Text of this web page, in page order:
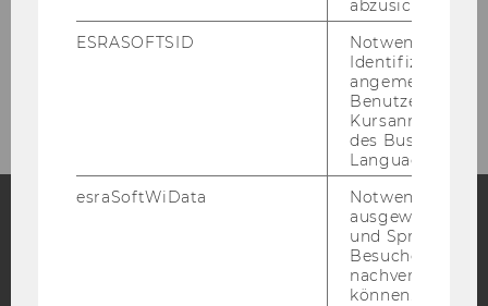
ZURÜCK ZUR ÜBERSICHT
Blog
abzusichern.
ESRASOFTSID
Notwendig zur
Identifizierung
angemeldeten
Benutzers im
des Business
Language
esraSoftWiData
Notwendig um
ausgewählte
und
Besuchers
nachverfolgen
können.